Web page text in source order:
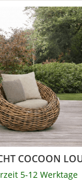
COCOON
5-12 Werktage